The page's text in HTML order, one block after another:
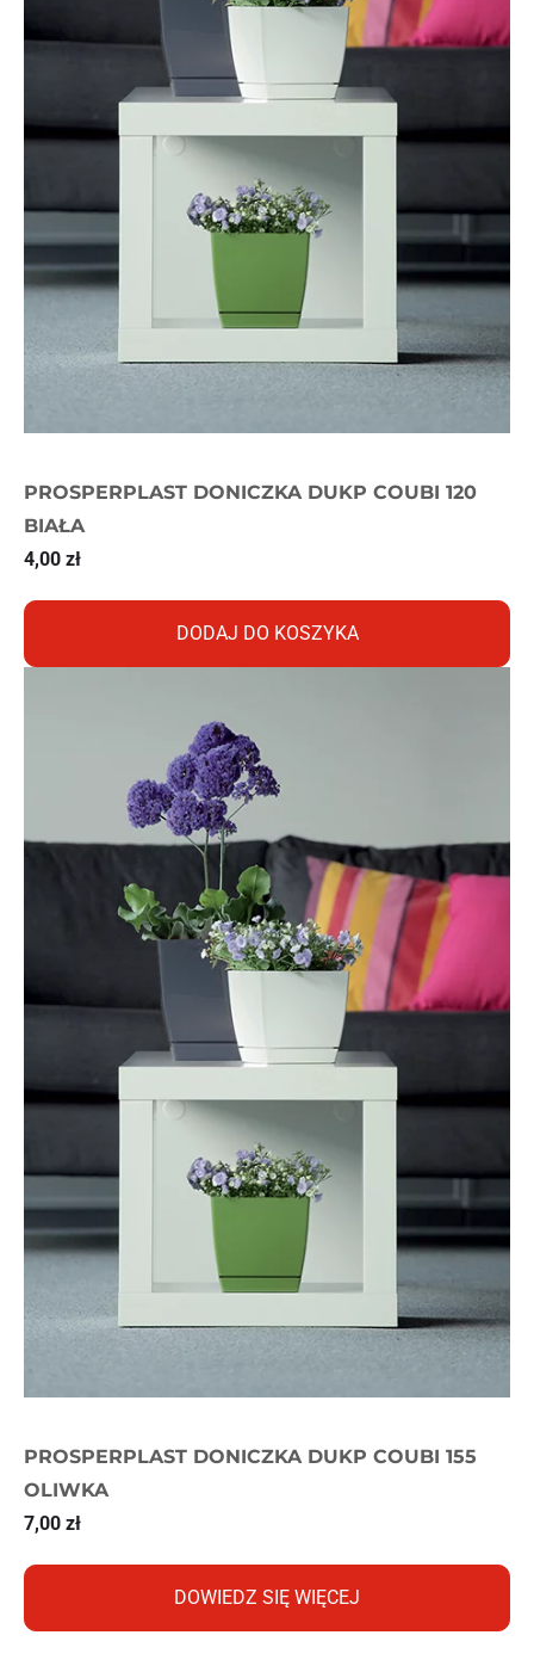
PROSPERPLAST DONICZKA DUKP COUBI 120
BIAŁA
4,00 zł
DODAJ DO KOSZYKA
PROSPERPLAST DONICZKA DUKP COUBI 155
OLIWKA
7,00 zł
DOWIEDZ SIĘ WIĘCEJ